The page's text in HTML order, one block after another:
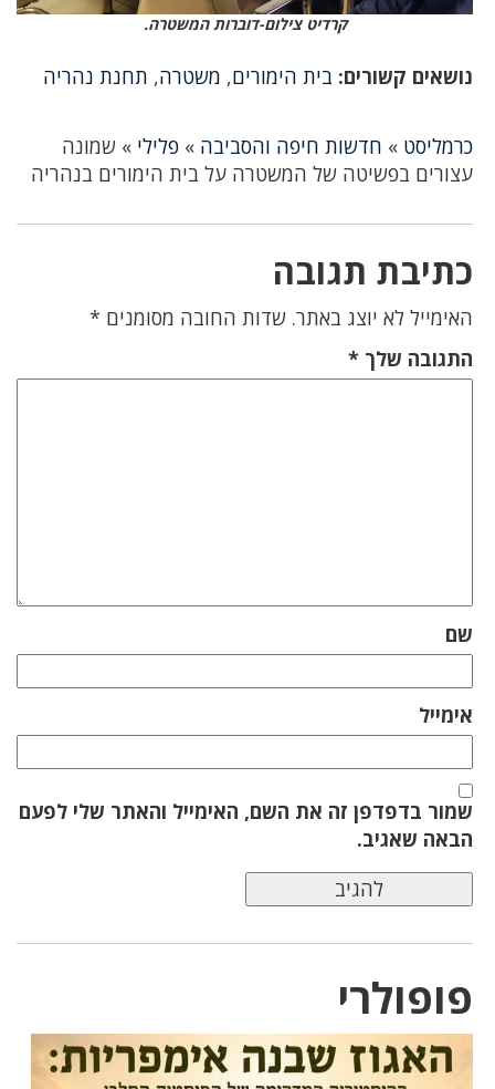
קרדיט צילום-דוברות המשטרה.
נושאים קשורים: בית הימורים, משטרה, תחנת נהריה
כרמליסט » חדשות חיפה והסביבה » פלילי » שמונה
עצורים בפשיטה של המשטרה על בית הימורים בנהריה
כתיבת תגובה
האימייל לא יוצג באתר. שדות החובה מסומנים *
התגובה שלך *
שם
אימייל
שמור בדפדפן זה את השם, האימייל והאתר שלי לפעם
הבאה שאגיב.
פופולרי